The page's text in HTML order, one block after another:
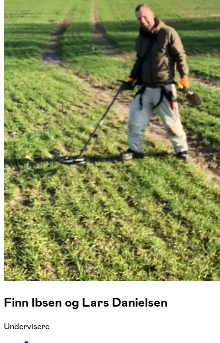
Finn Ibsen og Lars Danielsen
Undervisere